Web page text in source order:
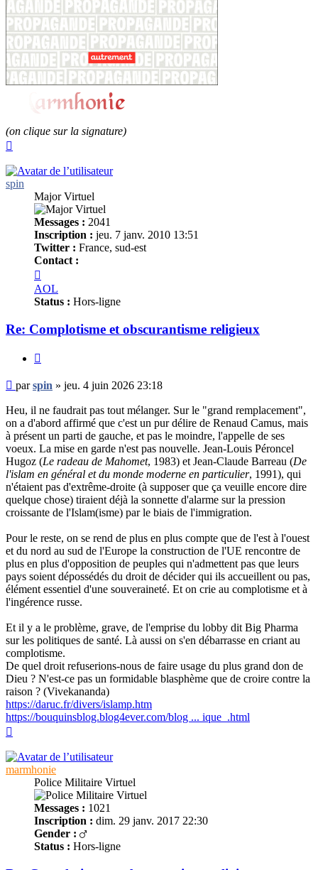
(on clique sur la signature)
spin
Major Virtuel
Messages : 2041
Inscription : jeu. 7 janv. 2010 13:51
Twitter : France, sud-est
Contact :
spin
AOL
Status : Hors-ligne
Re: Complotisme et obscurantisme religieux
Message
non
lu
parspin » jeu. 4 juin 2026 23:18
Heu, il ne faudrait pas tout mélanger. Sur le "grand remplacement",
on a d'abord affirmé que c'est un pur délire de Renaud Camus, mais
à présent un parti de gauche, et pas le moindre, l'appelle de ses
voeux. La mise en garde n'est pas nouvelle. Jean-Louis Péroncel
Hugoz (Le radeau de Mahomet, 1983) et Jean-Claude Barreau (De
l'islam en général et du monde moderne en particulier, 1991), qui
n'étaient pas d'extrême-droite (à supposer que ça veuille encore dire
quelque chose) tiraient déjà la sonnette d'alarme sur la pression
croissante de l'Islam(isme) par le biais de l'immigration.
Pour le reste, on se rend de plus en plus compte que de l'est à l'ouest
et du nord au sud de l'Europe la construction de l'UE rencontre de
plus en plus d'opposition de peuples qui n'admettent pas que leurs
pays soient dépossédés du droit de décider qui ils accueillent ou pas,
élément essentiel d'une souveraineté. Et on crie au complotisme et à
l'ingérence russe.
Et il y a le problème, grave, de l'emprise du lobby dit Big Pharma
sur les politiques de santé. Là aussi on s'en débarrasse en criant au
complotisme.
De quel droit refuserions-nous de faire usage du plus grand don de
Dieu ? N'est-ce pas un formidable blasphème que de croire contre la
raison ? (Vivekananda)
https://daruc.fr/divers/islamp.htm
https://bouquinsblog.blog4ever.com/blog ... ique_.html
marmhonie
Police Militaire Virtuel
Messages : 1021
Inscription : dim. 29 janv. 2017 22:30
Gender :
Status : Hors-ligne